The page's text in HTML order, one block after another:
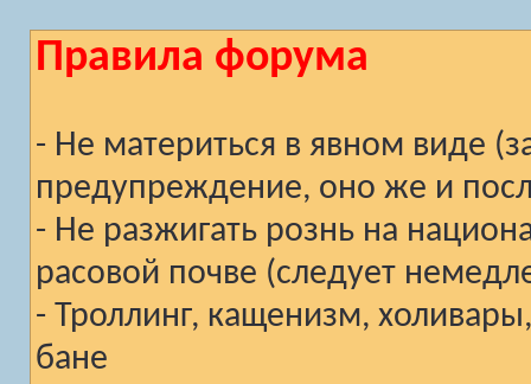
Правила форума
- Не материться в явном виде
предупреждение, оно же и
- Не разжигать рознь на
расовой почве (следует
- Троллинг, кащенизм,
бане